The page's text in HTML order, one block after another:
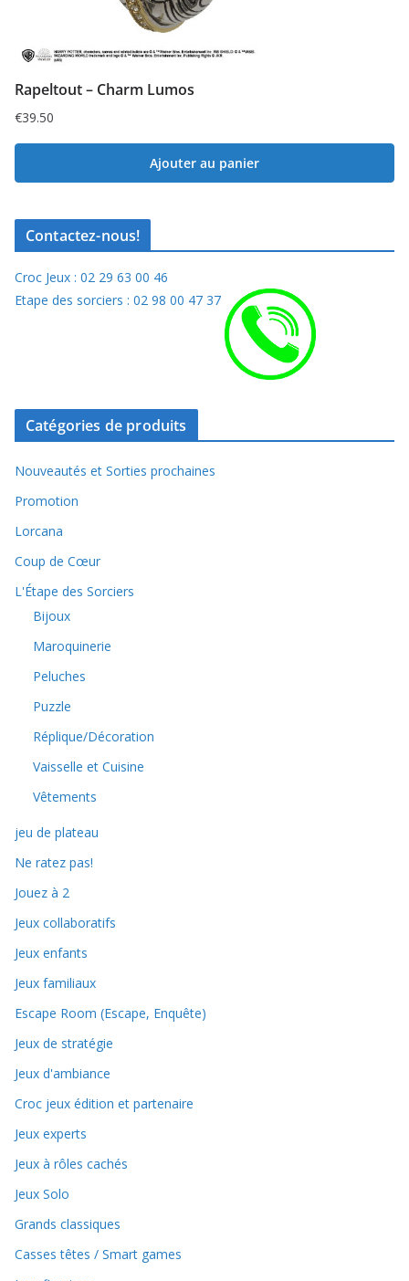
Rapeltout – Charm Lumos
€39.50
Ajouter au panier
Contactez-nous!
Croc Jeux : 02 29 63 00 46
Etape des sorciers : 02 98 00 47 37
Catégories de produits
Nouveautés et Sorties prochaines
Promotion
Lorcana
Coup de Cœur
L'Étape des Sorciers
Bijoux
Maroquinerie
Peluches
Puzzle
Réplique/Décoration
Vaisselle et Cuisine
Vêtements
jeu de plateau
Ne ratez pas!
Jouez à 2
Jeux collaboratifs
Jeux enfants
Jeux familiaux
Escape Room (Escape, Enquête)
Jeux de stratégie
Jeux d'ambiance
Croc jeux édition et partenaire
Jeux experts
Jeux à rôles cachés
Jeux Solo
Grands classiques
Casses têtes / Smart games